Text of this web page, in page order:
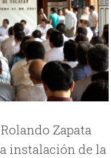
Zapata
instalación de la